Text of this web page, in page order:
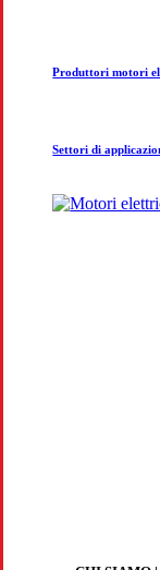
Produttori motori
Settori di